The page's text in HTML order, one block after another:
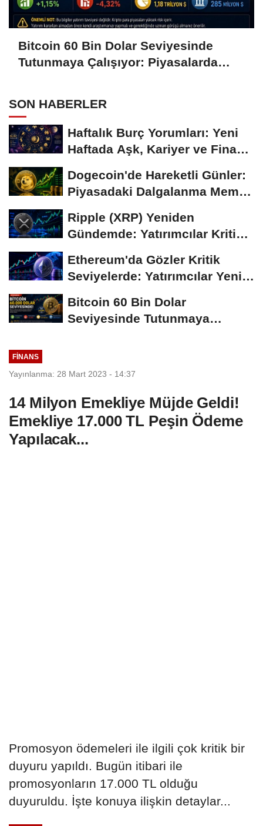
Bitcoin 60 Bin Dolar Seviyesinde
Tutunmaya Çalışıyor: Piyasalarda
SON HABERLER
Haftalık Burç Yorumları: Yeni
Haftada Aşk, Kariyer ve Finans
Dogecoin'de Hareketli Günler:
Piyasadaki Dalgalanma Meme
Ripple (XRP) Yeniden
Gündemde: Yatırımcılar Kritik
Ethereum'da Gözler Kritik
Seviyelerde: Yatırımcılar Yeni
Bitcoin 60 Bin Dolar
Seviyesinde Tutunmaya
FINANS
Yayınlanma: 28 Mart 2023 - 14:37
14 Milyon Emekliye Müjde Geldi!
Emekliye 17.000 TL Peşin Ödeme
Yapılacak...
Promosyon ödemeleri ile ilgili çok kritik bir
duyuru yapıldı. Bugün itibari ile
promosyonların 17.000 TL olduğu
duyuruldu. İşte konuya ilişkin detaylar...